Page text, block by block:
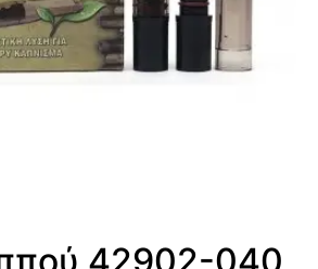
42902-040